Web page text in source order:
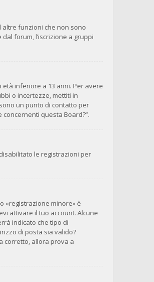
altre funzioni che non sono
forum, l’iscrizione a gruppi
età inferiore a 13 anni. Per avere
o incertezze, mettiti in
un punto di contatto per
questa Board?”.
le registrazioni per
«registrazione minore» è
attivare il tuo account. Alcune
indicato che tipo di
di posta sia valido?
corretto, allora prova a